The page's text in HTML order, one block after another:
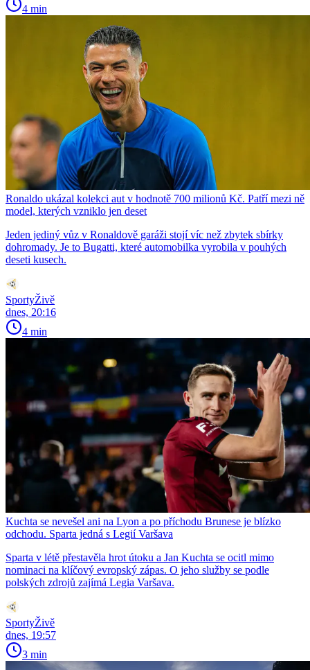
4 min
Ronaldo ukázal kolekci aut v hodnotě 700 milionů Kč. Patří mezi ně
model, kterých vzniklo jen deset
Jeden jediný vůz v Ronaldově garáži stojí víc než zbytek sbírky
dohromady. Je to Bugatti, které automobilka vyrobila v pouhých
deseti kusech.
SportyŽivě
dnes, 20:16
4 min
Kuchta se nevešel ani na Lyon a po příchodu Brunese je blízko
odchodu. Sparta jedná s Legií Varšava
Sparta v létě přestavěla hrot útoku a Jan Kuchta se ocitl mimo
nominaci na klíčový evropský zápas. O jeho služby se podle
polských zdrojů zajímá Legia Varšava.
SportyŽivě
dnes, 19:57
3 min